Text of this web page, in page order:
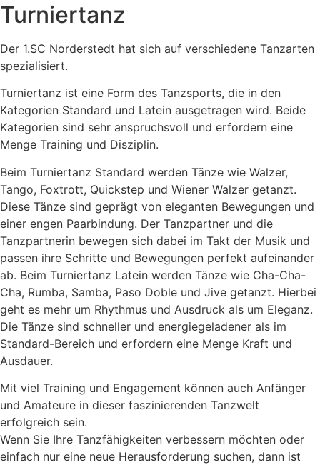
Turniertanz
Der 1.SC Norderstedt hat sich auf verschiedene Tanzarten
spezialisiert.
Turniertanz ist eine Form des Tanzsports, die in den
Kategorien Standard und Latein ausgetragen wird. Beide
Kategorien sind sehr anspruchsvoll und erfordern eine
Menge Training und Disziplin.
Beim Turniertanz Standard werden Tänze wie Walzer,
Tango, Foxtrott, Quickstep und Wiener Walzer getanzt.
Diese Tänze sind geprägt von eleganten Bewegungen und
einer engen Paarbindung. Der Tanzpartner und die
Tanzpartnerin bewegen sich dabei im Takt der Musik und
passen ihre Schritte und Bewegungen perfekt aufeinander
ab. Beim Turniertanz Latein werden Tänze wie Cha-Cha-
Cha, Rumba, Samba, Paso Doble und Jive getanzt. Hierbei
geht es mehr um Rhythmus und Ausdruck als um Eleganz.
Die Tänze sind schneller und energiegeladener als im
Standard-Bereich und erfordern eine Menge Kraft und
Ausdauer.
Mit viel Training und Engagement können auch Anfänger
und Amateure in dieser faszinierenden Tanzwelt
erfolgreich sein.
Wenn Sie Ihre Tanzfähigkeiten verbessern möchten oder
einfach nur eine neue Herausforderung suchen, dann ist